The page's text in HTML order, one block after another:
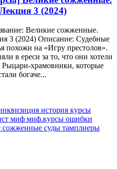
3 (2024)
Великие сожженные.
3 (2024) Описание: Судебные
похожи на «Игру престолов».
в ереси за то, что они хотели
Рыцари-храмовники, которые
богаче...
история курсы
миф миф.курсы ошибки
сожженные суды тамплиеры